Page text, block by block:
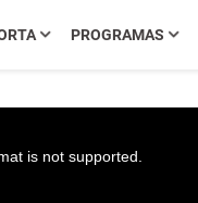
PROGRAMAS
is not supported.